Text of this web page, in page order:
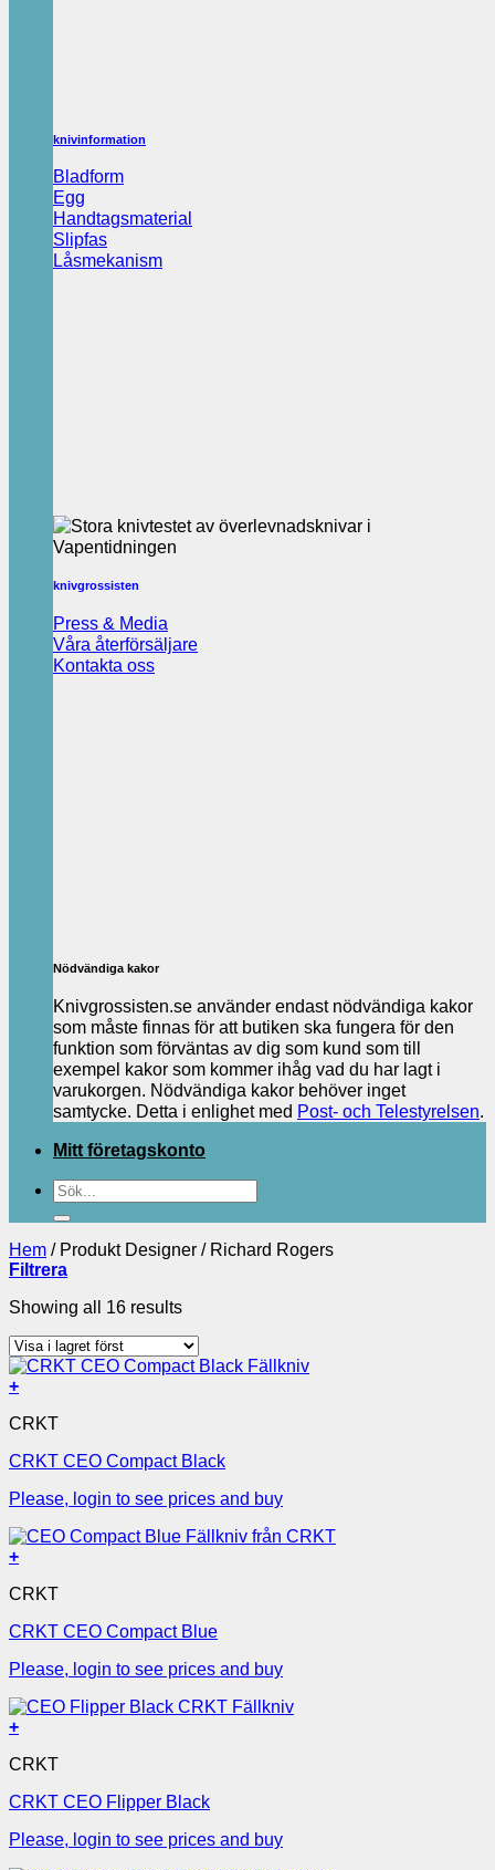
knivinformation
Bladform
Egg
Handtagsmaterial
Slipfas
Låsmekanism
knivgrossisten
Press & Media
Våra återförsäljare
Kontakta oss
Nödvändiga kakor
Knivgrossisten.se använder endast nödvändiga kakor
som måste finnas för att butiken ska fungera för den
funktion som förväntas av dig som kund som till
exempel kakor som kommer ihåg vad du har lagt i
varukorgen. Nödvändiga kakor behöver inget
samtycke. Detta i enlighet med Post- och Telestyrelsen.
Mitt företagskonto
Sök
efter:
Hem /Produkt Designer /Richard Rogers
Filtrera
Showing all 16 results
+
CRKT
CRKT CEO Compact Black
Please, login to see prices and buy
+
CRKT
CRKT CEO Compact Blue
Please, login to see prices and buy
+
CRKT
CRKT CEO Flipper Black
Please, login to see prices and buy